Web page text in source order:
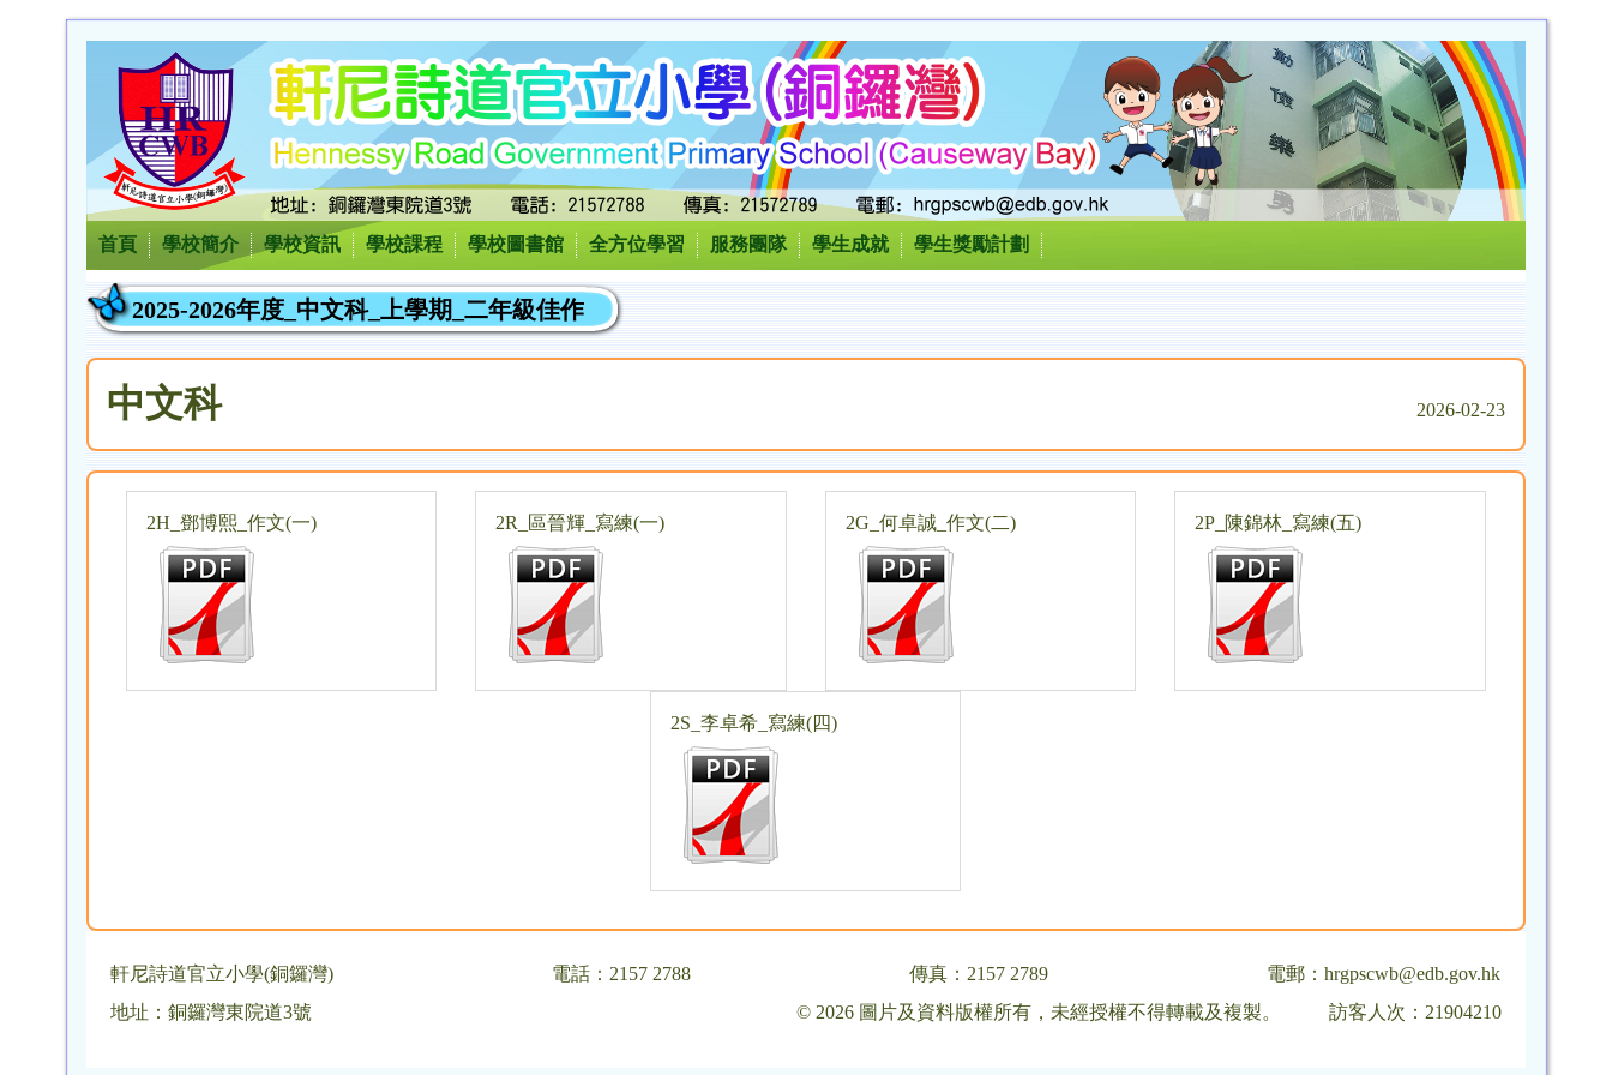
首頁 學校簡介 學校資訊 學校課程 學校圖書館 全方位學習 服務團隊 學生成就 學生獎勵計劃
2025-2026年度_中文科_上學期_二年級佳作
中文科 2026-02-23
2H_鄧博熙_作文(一) 2R_區晉輝_寫練(一) 2G_何卓誠_作文(二) 2P_陳錦林_寫練(五)
2S_李卓希_寫練(四)
軒尼詩道官立小學(銅鑼灣) 電話：2157 2788 傳真：2157 2789 電郵：hrgpscwb@edb.gov.hk
地址：銅鑼灣東院道3號
© 2026 圖片及資料版權所有，未經授權不得轉載及複製。 訪客人次：21904210